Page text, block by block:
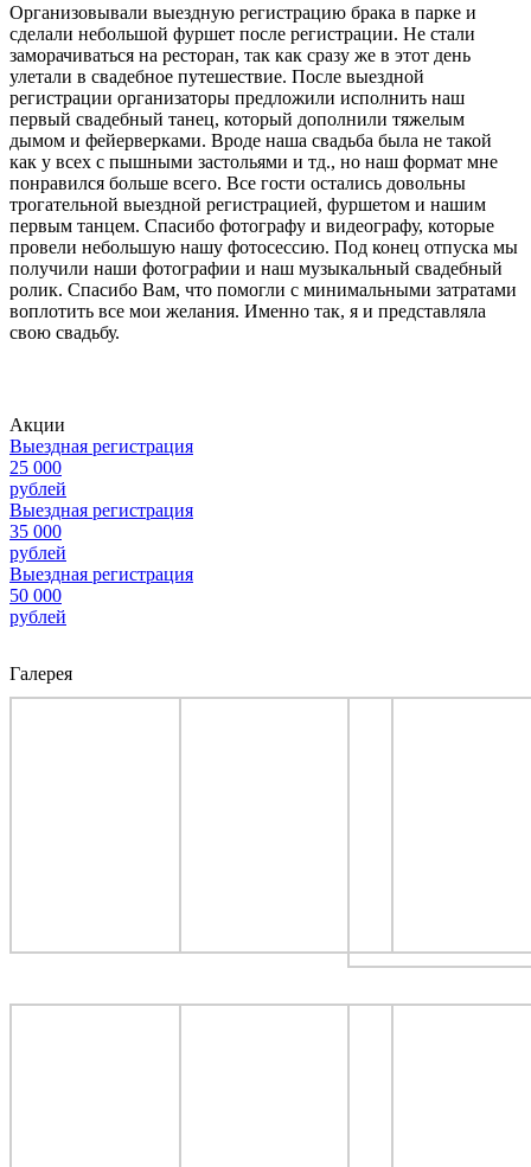
Организовывали выездную регистрацию брака в парке и
сделали небольшой фуршет после регистрации. Не стали
заморачиваться на ресторан, так как сразу же в этот день
улетали в свадебное путешествие. После выездной
регистрации организаторы предложили исполнить наш
первый свадебный танец, который дополнили тяжелым
дымом и фейерверками. Вроде наша свадьба была не такой
как у всех с пышными застольями и тд., но наш формат мне
понравился больше всего. Все гости остались довольны
трогательной выездной регистрацией, фуршетом и нашим
первым танцем. Спасибо фотографу и видеографу, которые
провели небольшую нашу фотосессию. Под конец отпуска мы
получили наши фотографии и наш музыкальный свадебный
ролик. Спасибо Вам, что помогли с минимальными затратами
воплотить все мои желания. Именно так, я и представляла
свою свадьбу.
Акции
Выездная регистрация
25 000
рублей
Выездная регистрация
35 000
рублей
Выездная регистрация
50 000
рублей
Галерея